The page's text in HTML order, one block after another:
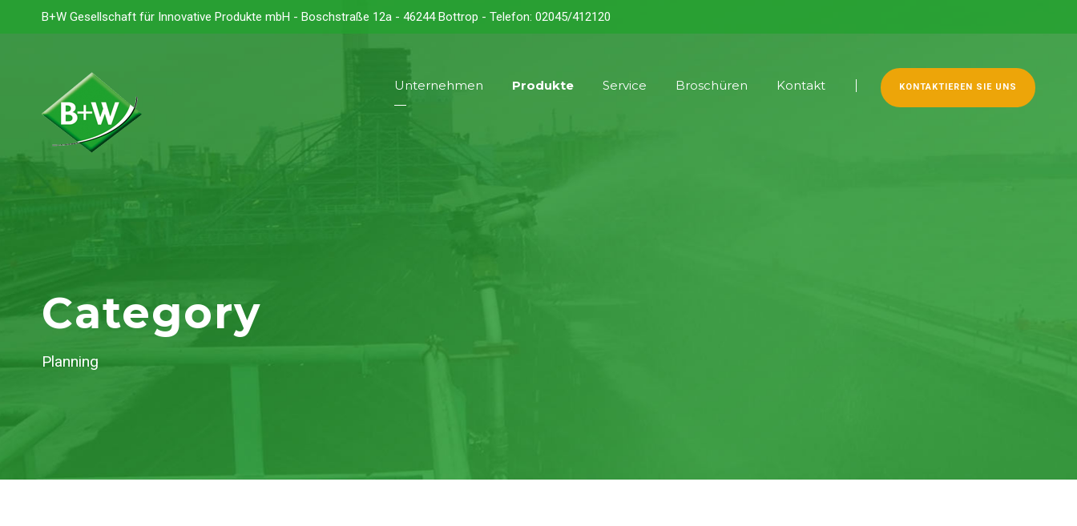
B+W Gesellschaft für Innovative Produkte mbH - Boschstraße 12a - 46244 Bottrop - Telefon: 02045/412120
Unternehmen Produkte Service Broschüren Kontakt KONTAKTIEREN SIE UNS
Category
Planning